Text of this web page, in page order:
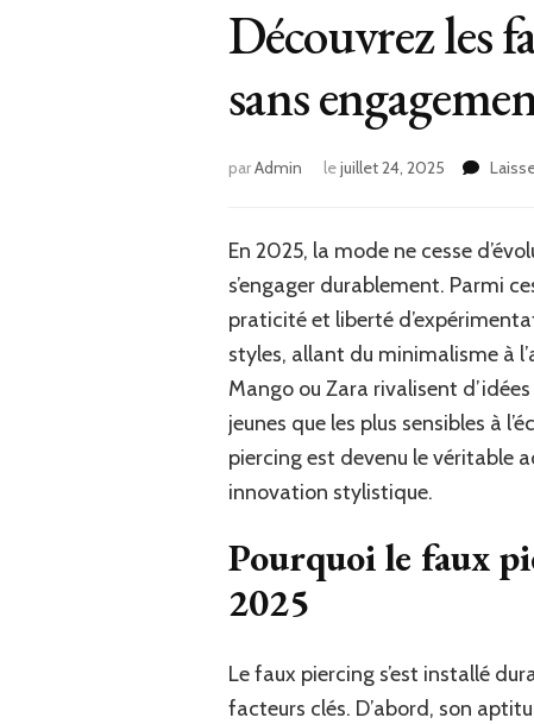
Découvrez les
sans
parAdmin lejuillet 24, 2025
En 2025, la mode ne cesse
s’engager durablement. Parmi
praticité et liberté
styles, allant du minimalisme à
Mango ou Zara rivalisent
jeunes que les plus sensibles à
piercing est devenu le véritable
innovation stylistique.
Pourquoi le faux
2025
Le faux piercing s’est installé
facteurs clés. D’abord, son